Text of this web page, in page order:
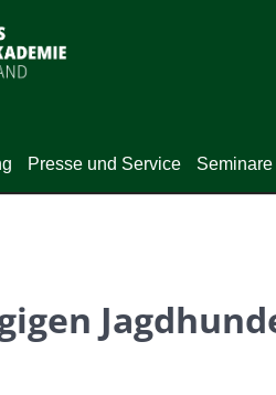
Presse und Service Seminare